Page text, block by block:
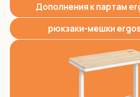
Дополнения к партам
рюкзаки-мешки